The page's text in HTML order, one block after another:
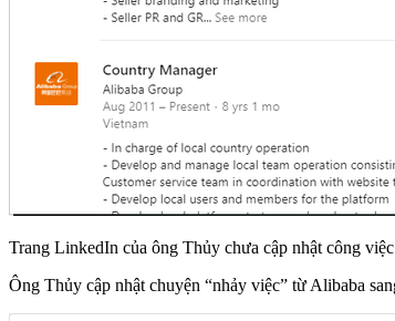
Trang LinkedIn của ông Thủy chưa cập nhật công
Ông Thủy cập nhật chuyện “nhảy việc” từ Alibaba